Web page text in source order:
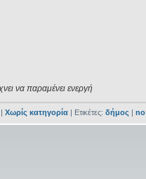
να παραμένει ενεργή
|Χωρίς κατηγορία | Ετικέτες:δήμος |